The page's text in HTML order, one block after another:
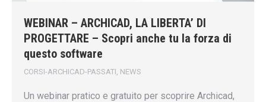
WEBINAR – ARCHICAD, LA LIBERTA’ DI
PROGETTARE – Scopri anche tu la forza di
questo software
CORSI-ARCHICAD-PASSATI NEWS
Un webinar pratico e gratuito per scoprire Archicad,